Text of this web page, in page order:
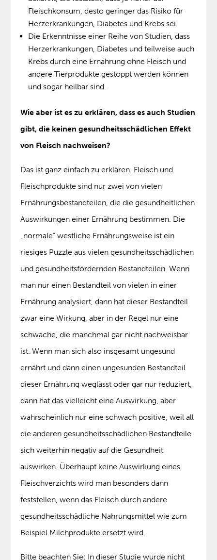
Fleischkonsum, desto geringer das Risiko für
Herzerkrankungen, Diabetes und Krebs sei.
Die Erkenntnisse einer Reihe von Studien, dass
Herzerkrankungen, Diabetes und teilweise auch
Krebs durch eine Ernährung ohne Fleisch und
andere Tierprodukte gestoppt werden können
und sogar heilbar sind.
Wie aber ist es zu erklären, dass es auch Studien
gibt, die keinen gesundheitsschädlichen Effekt
von Fleisch nachweisen?
Das ist ganz einfach zu erklären. Fleisch und
Fleischprodukte sind nur zwei von vielen
Ernährungsbestandteilen, die die gesundheitlichen
Auswirkungen einer Ernährung bestimmen. Die
„normale“ westliche Ernährungsweise ist ein
riesiges Puzzle aus vielen gesundheitsschädlichen
und gesundheitsfördernden Bestandteilen. Wenn
man nur einen Bestandteil von vielen in einer
Ernährung analysiert, dann hat dieser Bestandteil
zwar eine Wirkung, aber in der Regel nur eine
schwache, die manchmal gar nicht nachweisbar
ist. Wenn man sich also insgesamt ungesund
ernährt und dann einen ungesunden Bestandteil
dieser Ernährung weglässt oder gar nur reduziert,
dann hat das vielleicht eine Auswirkung, aber
wahrscheinlich nur eine schwach positive, weil all
die anderen gesundheitsschädlichen Bestandteile
sich weiterhin negativ auf die Gesundheit
auswirken. Überhaupt keine Auswirkung eines
Fleischverzichts wird man besonders dann
feststellen, wenn das Fleisch durch andere
gesundheitsschädliche Nahrungsmittel wie zum
Beispiel Milchprodukte ersetzt wird.
Bitte beachten Sie: In dieser Studie wurde nicht